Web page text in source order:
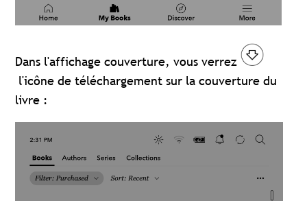
Dans l'affichage couverture, vous verrez
l'icône de téléchargement sur la couverture du
livre :